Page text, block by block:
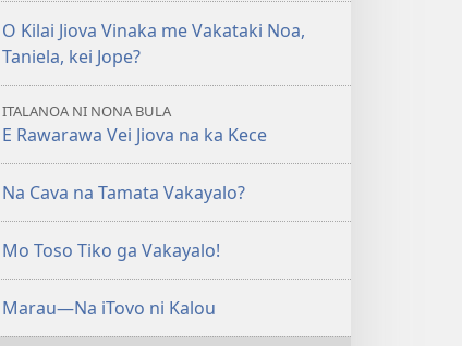
NI
(ITABATABA
E
VULICI)
Feperueri 2018
O Kilai Jiova Vinaka me Vakataki Noa,
Taniela, kei Jope?
ITALANOA NI NONA BULA
E Rawarawa Vei Jiova na ka Kece
Na Cava na Tamata Vakayalo?
Mo Toso Tiko ga Vakayalo!
Marau—Na iTovo ni Kalou